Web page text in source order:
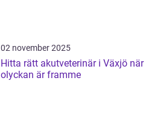
02 november 2025
Hitta rätt akutveterinär i Växjö när
olyckan är framme